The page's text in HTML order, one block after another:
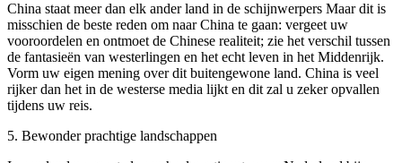
China staat meer dan elk ander land in de schijnwerpers Maar dit is
misschien de beste reden om naar China te gaan: vergeet uw
vooroordelen en ontmoet de Chinese realiteit; zie het verschil tussen
de fantasieën van westerlingen en het echt leven in het Middenrijk.
Vorm uw eigen mening over dit buitengewone land. China is veel
rijker dan het in de westerse media lijkt en dit zal u zeker opvallen
tijdens uw reis.
5. Bewonder prachtige landschappen